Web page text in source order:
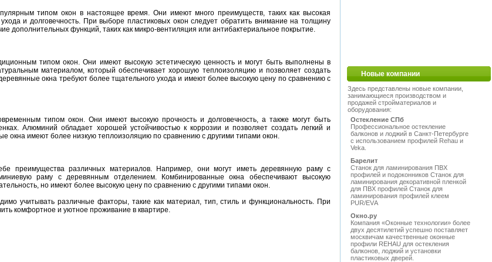
типом окон в настоящее время. Они имеют много преимуществ, таких как высокая
и долговечность. При выборе пластиковых окон следует обратить внимание на толщину
дополнительных функций, таких как микро-вентиляция или антибактериальное покрытие.
типом окон. Они имеют высокую эстетическую ценность и могут быть выполнены в
материалом, который обеспечивает хорошую теплоизоляцию и позволяет создать
окна требуют более тщательного ухода и имеют более высокую цену по сравнению с
типом окон. Они имеют высокую прочность и долговечность, а также могут быть
Алюминий обладает хорошей устойчивостью к коррозии и позволяет создать легкий и
окна имеют более низкую теплоизоляцию по сравнению с другими типами окон.
преимущества различных материалов. Например, они могут иметь деревянную раму с
раму с деревянным отделением. Комбинированные окна обеспечивают высокую
но имеют более высокую цену по сравнению с другими типами окон.
учитывать различные факторы, такие как материал, тип, стиль и функциональность. При
комфортное и уютное проживание в квартире.
Новые компании
Здесь представлены новые компании,
занимающиеся производством и
продажей стройматериалов и
оборудования:
Остекление СПб
Профессиональное остекление
балконов и лоджий в Санкт-Петербурге
с использованием профилей Rehau и
Veka.
Барелит
Станок для ламинирования ПВХ
профилей и подоконников Станок для
ламинирования декоративной пленкой
для ПВХ профилей Станок для
ламинирования профилей клеем
PUR/EVА
Окно.ру
Компания «Оконные технологии» более
двух десятилетий успешно поставляет
москвичам качественные оконные
профили REHAU для остекления
балконов, лоджий и установки
пластиковых дверей.